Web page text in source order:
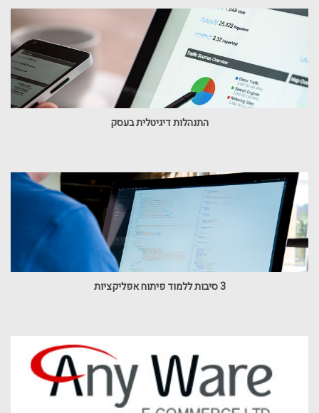
התנהלות דיגיטלית בעסק
3 סיבות ללמוד פיתוח אפליקציות